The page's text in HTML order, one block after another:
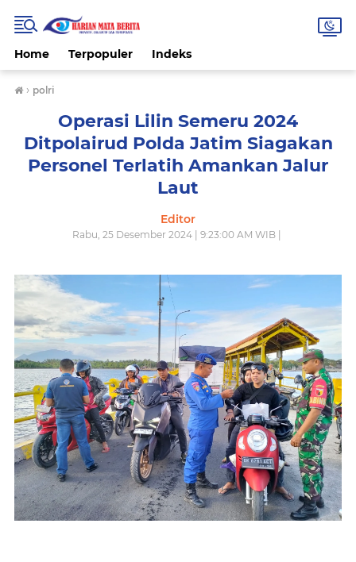
Home Terpopuler Indeks
› polri
Operasi Lilin Semeru 2024
Ditpolairud Polda Jatim Siagakan
Personel Terlatih Amankan Jalur
Laut
Editor
Rabu, 25 Desember 2024 | 9:23:00 AM WIB |